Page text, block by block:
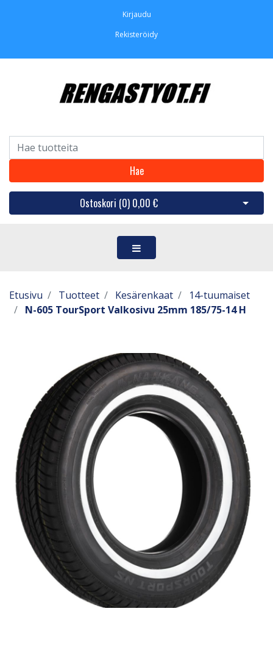
Kirjaudu
Rekisteröidy
Hae
Ostoskori (0) 0,00 € Avaa
Etusivu Tuotteet Kesärenkaat
14-tuumaiset
N-605 TourSport Valkosivu 25mm 185/75-14 H